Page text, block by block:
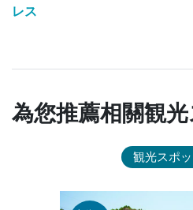
レス
為您推薦相關観
観光スポッ